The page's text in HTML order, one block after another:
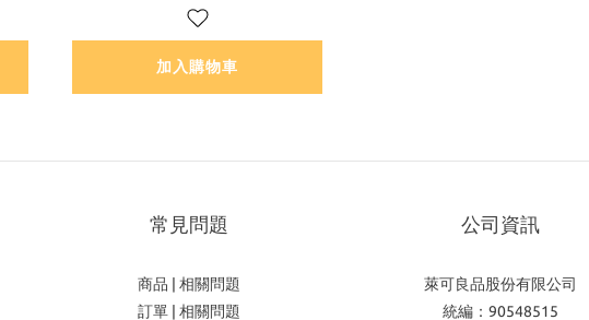
加入購物車
常見問題
商品 | 相關問題
訂單 | 相關問題
公司資訊
萊可良品股份有限公司
統編：90548515